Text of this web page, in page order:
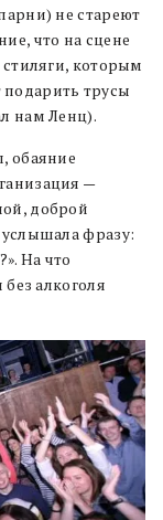
не стареют
что на сцене
которым
трусы
нам Ленц).
обаяние
—
доброй
фразу:
На что
алкоголя